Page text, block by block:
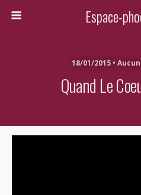
Espace-
18/01/2015 •
Quand Le